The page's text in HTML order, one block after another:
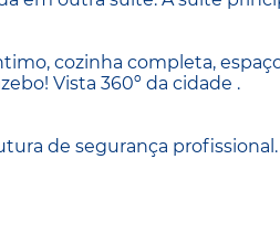
cozinha completa,
Vista 360º da cidade .
de segurança profissional.